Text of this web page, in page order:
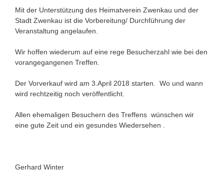
Mit der Unterstützung des Heimatverein Zwenkau und der
Stadt Zwenkau ist die Vorbereitung/ Durchführung der
Veranstaltung angelaufen.
Wir hoffen wiederum auf eine rege Besucherzahl wie bei den
vorangegangenen Treffen.
Der Vorverkauf wird am 3.April 2018 starten. Wo und wann
wird rechtzeitig noch veröffentlicht.
Allen ehemaligen Besuchern des Treffens wünschen wir
eine gute Zeit und ein gesundes Wiedersehen .
Gerhard Winter